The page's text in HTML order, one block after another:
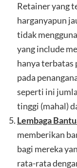
Retainer yang
harganyapun
tidak
yang include
hanya terbatas
pada
seperti ini
tinggi (mahal)
Lembaga
memberikan
bagi mereka
rata-rata